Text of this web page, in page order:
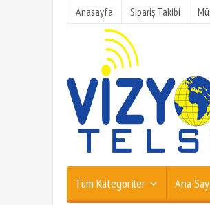
Anasayfa Sipariş Takibi
Tüm Kategoriler Ana